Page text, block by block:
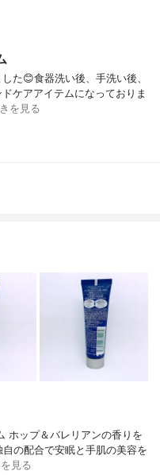
た😊食器洗い後、手洗い後、
ケアアイテムになっておりま
を見る
ホップ＆バレリアンの香りを
の配合で安眠と手肌の美容を
見る